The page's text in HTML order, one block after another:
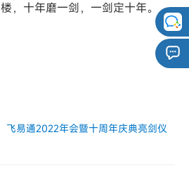
，十年磨一剑，一剑定十年。
飞易通2022年会暨十周年庆典亮剑仪